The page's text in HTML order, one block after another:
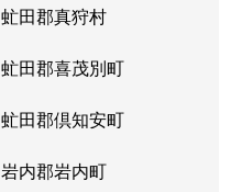
虻田郡真狩村
虻田郡喜茂別町
虻田郡倶知安町
岩内郡岩内町